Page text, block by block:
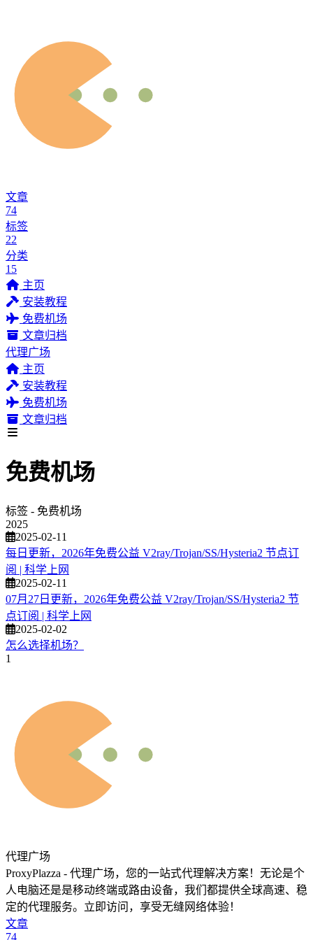
文章
74
标签
22
分类
15
主页
安装教程
免费机场
文章归档
代理广场
主页
安装教程
免费机场
文章归档
免费机场
标签 - 免费机场
2025
2025-02-11
每日更新，2026年免费公益 V2ray/Trojan/SS/Hysteria2 节点订
阅 | 科学上网
2025-02-11
07月27日更新，2026年免费公益 V2ray/Trojan/SS/Hysteria2 节
点订阅 | 科学上网
2025-02-02
怎么选择机场？
1
代理广场
ProxyPlazza - 代理广场，您的一站式代理解决方案！无论是个
人电脑还是是移动终端或路由设备，我们都提供全球高速、稳
定的代理服务。立即访问，享受无缝网络体验！
文章
74